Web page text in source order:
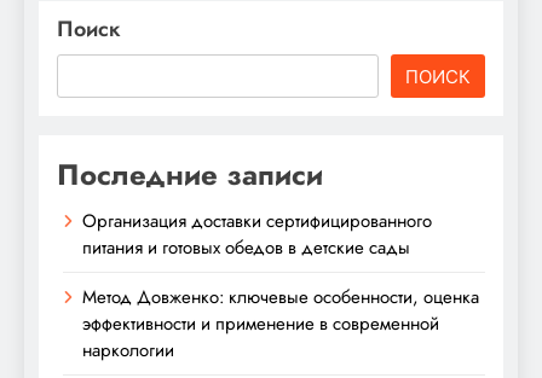
Поиск
ПОИСК
Последние записи
Организация доставки сертифицированного
питания и готовых обедов в детские сады
Метод Довженко: ключевые особенности, оценка
эффективности и применение в современной
наркологии